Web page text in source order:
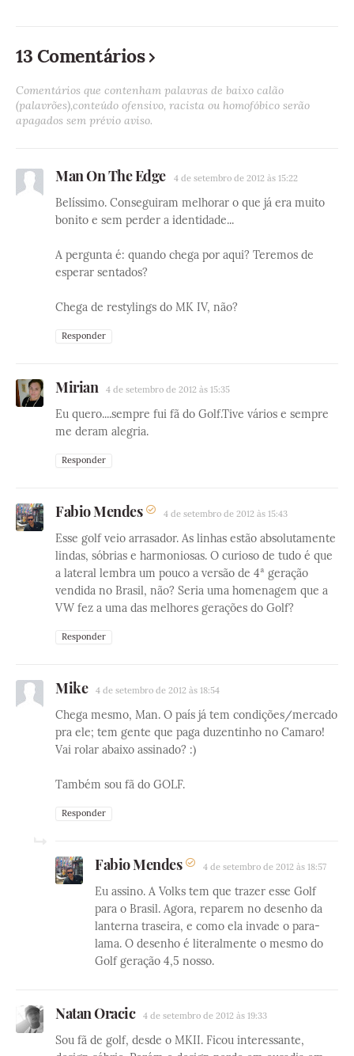
13 Comentários
Comentários que contenham palavras de baixo calão
(palavrões),conteúdo ofensivo, racista ou homofóbico serão
apagados sem prévio aviso.
Man On The Edge 4 de setembro de 2012 às 15:22
Belíssimo. Conseguiram melhorar o que já era muito
bonito e sem perder a identidade...
A pergunta é: quando chega por aqui? Teremos de
esperar sentados?
Chega de restylings do MK IV, não?
Responder
Mirian 4 de setembro de 2012 às 15:35
Eu quero....sempre fui fã do Golf.Tive vários e sempre
me deram alegria.
Responder
Fabio Mendes 4 de setembro de 2012 às 15:43
Esse golf veio arrasador. As linhas estão absolutamente
lindas, sóbrias e harmoniosas. O curioso de tudo é que
a lateral lembra um pouco a versão de 4ª geração
vendida no Brasil, não? Seria uma homenagem que a
VW fez a uma das melhores gerações do Golf?
Responder
Mike 4 de setembro de 2012 às 18:54
Chega mesmo, Man. O país já tem condições/mercado
pra ele; tem gente que paga duzentinho no Camaro!
Vai rolar abaixo assinado? :)
Também sou fã do GOLF.
Responder
Fabio Mendes 4 de setembro de 2012 às 18:57
Eu assino. A Volks tem que trazer esse Golf
para o Brasil. Agora, reparem no desenho da
lanterna traseira, e como ela invade o para-
lama. O desenho é literalmente o mesmo do
Golf geração 4,5 nosso.
Natan Oracic 4 de setembro de 2012 às 19:33
Sou fã de golf, desde o MKII. Ficou interessante,